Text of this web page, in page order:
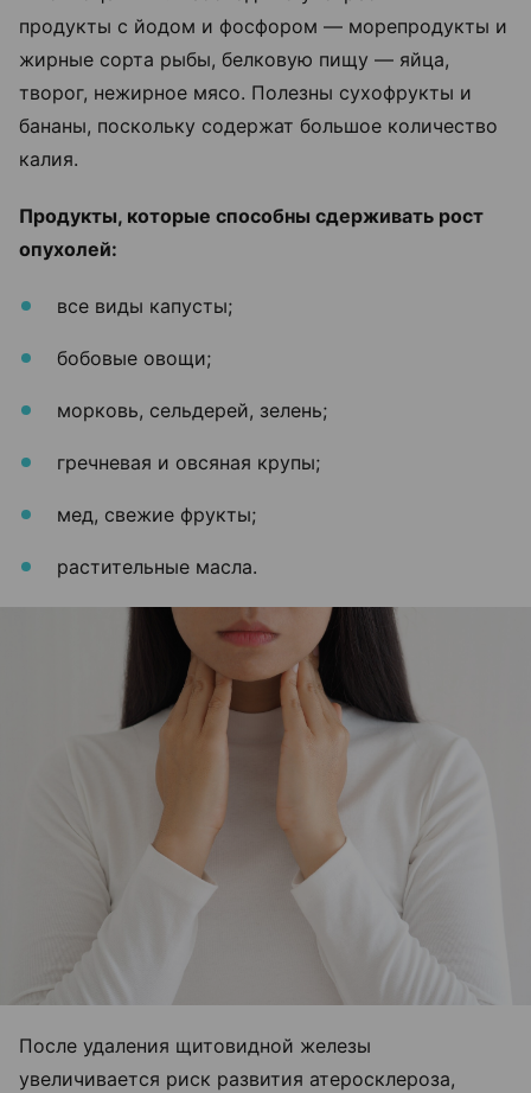
продукты с йодом и фосфором — морепродукты и
жирные сорта рыбы, белковую пищу — яйца,
творог, нежирное мясо. Полезны сухофрукты и
бананы, поскольку содержат большое количество
калия.
Продукты, которые способны сдерживать рост
опухолей:
все виды капусты;
бобовые овощи;
морковь, сельдерей, зелень;
гречневая и овсяная крупы;
мед, свежие фрукты;
растительные масла.
После удаления щитовидной железы
увеличивается риск развития атеросклероза,